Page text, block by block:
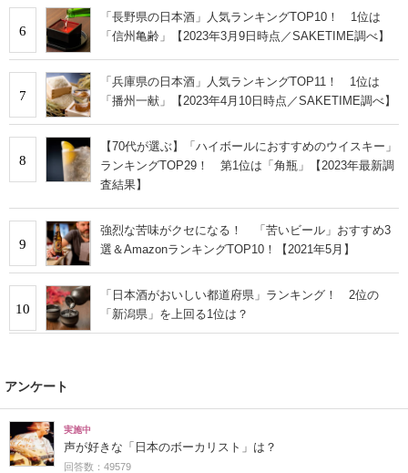
6
「長野県の日本酒」人気ランキングTOP10！ 1位は
「信州亀齢」【2023年3月9日時点／SAKETIME調べ】
7
「兵庫県の日本酒」人気ランキングTOP11！ 1位は
「播州一献」【2023年4月10日時点／SAKETIME調べ】
8
【70代が選ぶ】「ハイボールにおすすめのウイスキー」
ランキングTOP29！ 第1位は「角瓶」【2023年最新調
査結果】
9
強烈な苦味がクセになる！ 「苦いビール」おすすめ3
選＆AmazonランキングTOP10！【2021年5月】
10
「日本酒がおいしい都道府県」ランキング！ 2位の
「新潟県」を上回る1位は？
アンケート
実施中
声が好きな「日本のボーカリスト」は？
回答数：49579